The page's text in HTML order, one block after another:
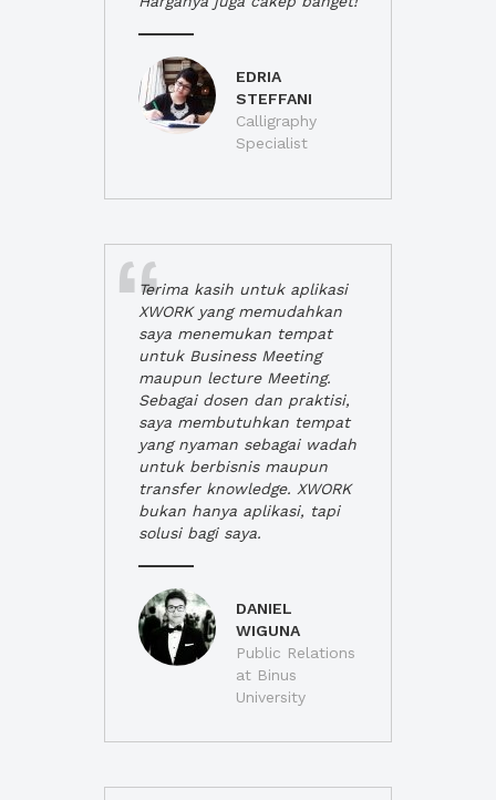
EDRIA
STEFFANI
Calligraphy
Specialist
Terima kasih untuk aplikasi
XWORK yang memudahkan
saya menemukan tempat
untuk Business Meeting
maupun lecture Meeting.
Sebagai dosen dan praktisi,
saya membutuhkan tempat
yang nyaman sebagai wadah
untuk berbisnis maupun
transfer knowledge. XWORK
bukan hanya aplikasi, tapi
solusi bagi saya.
DANIEL
WIGUNA
Public Relations
at Binus
University